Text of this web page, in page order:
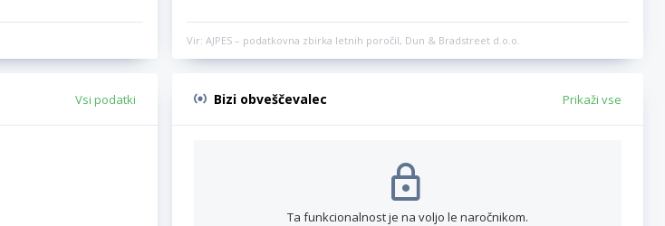
Vir: AJPES – podatkovna zbirka letnih poročil, Dun & Bradstreet d.o.o.
Vsi podatki Bizi obveščevalec Prikaži vse
Ta funkcionalnost je na voljo le naročnikom.